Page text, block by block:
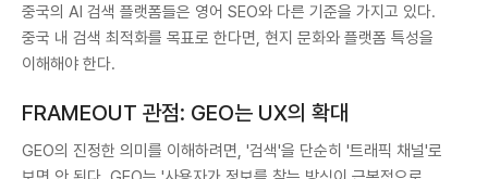
중국의 AI 검색 플랫폼들은 영어 SEO와 다른 기준을 가지고 있다.
중국 내 검색 최적화를 목표로 한다면, 현지 문화와 플랫폼 특성을
이해해야 한다.
FRAMEOUT 관점: GEO는 UX의 확대
GEO의 진정한 의미를 이해하려면, '검색'을 단순히 '트래픽 채널'로